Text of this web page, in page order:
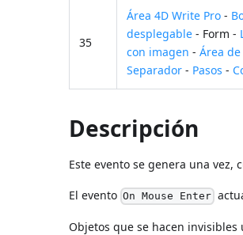
35
Área 4D Write Pro -
desplegable - Form -
con imagen -Área
Separador - Pasos -
Descripción
Este evento se genera una
El evento On Mouse Enter
Objetos que se hacen